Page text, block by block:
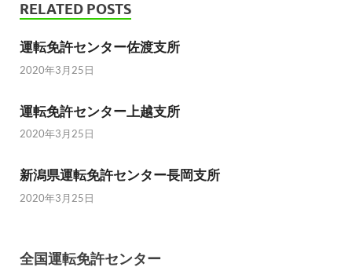
RELATED POSTS
運転免許センター佐渡支所
2020年3月25日
運転免許センター上越支所
2020年3月25日
新潟県運転免許センター長岡支所
2020年3月25日
全国運転免許センター